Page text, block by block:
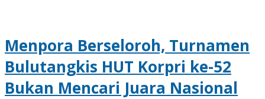
Menpora Berseloroh, Turnamen
Bulutangkis HUT Korpri ke-52
Bukan Mencari Juara Nasional